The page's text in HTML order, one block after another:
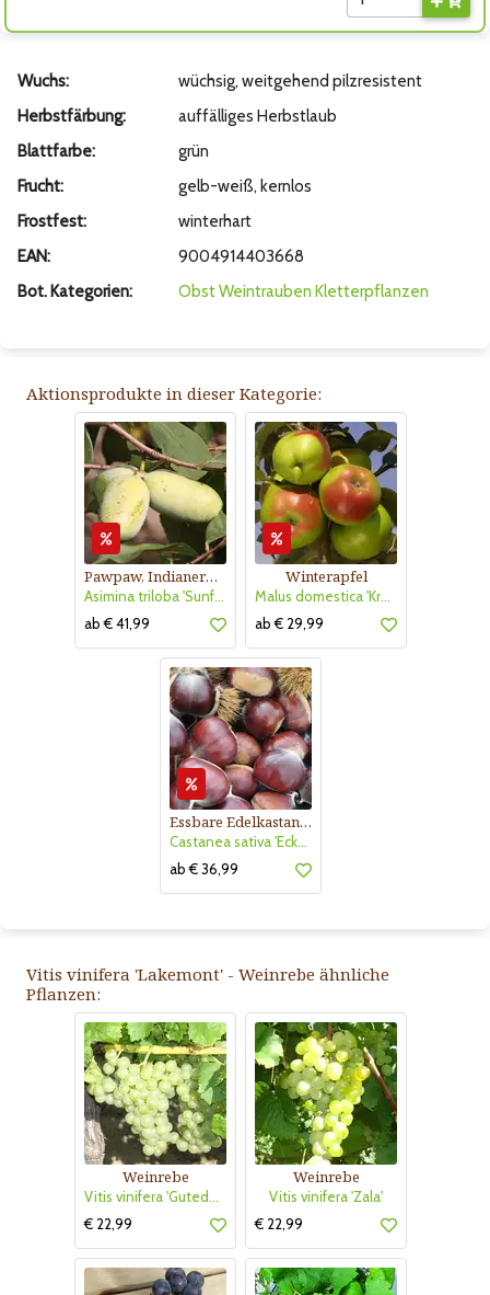
Wuchs:
wüchsig, weitgehend pilzresistent
Herbstfärbung:
auffälliges Herbstlaub
Blattfarbe:
grün
Frucht:
gelb-weiß, kernlos
Frostfest:
winterhart
EAN:
9004914403668
Bot. Kategorien:
ObstWeintrauben Kletterpflanzen
Aktionsprodukte in dieser Kategorie:
Pawpaw, Indianerbanane
Asimina triloba 'Sunflower'
ab € 41,99
Winterapfel
Malus domestica 'Kronprinz Rudolf'
ab € 29,99
Essbare Edelkastanie, Maroni
Castanea sativa 'Ecker 1'
ab € 36,99
Vitis vinifera 'Lakemont' - Weinrebe ähnliche
Pflanzen:
Weinrebe
Vitis vinifera 'Gutedel Weiß'
€ 22,99
Weinrebe
Vitis vinifera 'Zala'
€ 22,99